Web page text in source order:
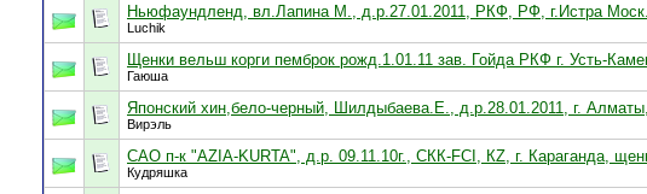
Ньюфаундленд, вл.Лапина М., д.р.27.01.2011, РКФ, РФ, г.Истра
Luchik
Щенки вельш корги пемброк рожд.1.01.11 зав. Гойда РКФ г. Усть-
Гаюша
Японский хин,бело-черный, Шилдыбаева.Е., д.р.28.01.2011, г.
Вирэль
САО п-к "AZIA-KURTA", д.р. 09.11.10г., СКК-FCI, КZ, г. Караганда,
Кудряшка